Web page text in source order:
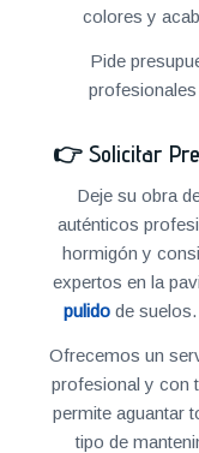
colores y
Pide
👉 Solicitar
Deje su obra
auténticos
hormigón y
expertos en la
pulido de
Ofrecemos un
profesional y con
permite aguantar
tipo de